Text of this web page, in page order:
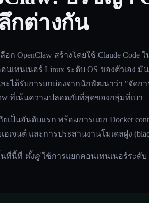
กต่างกัน
OpenClaw สร้างโดยใช้ Claude Code
นเทนเนอร์ Linux ระดับ OS ของตัวเอง
ละได้รับการยกย่องจากนักพัฒนาว่า "จัด
ที่เน้นความปลอดภัยที่สุดของกลุ่มที่เบา
เป็นอันดับแรก พร้อมการแยก Docker
นต์ และการประสานงานโมเดลฝูง
นที่นี้ที่ ทั้งคู่ใช้การแยกคอนเทนเนอร์ระดั